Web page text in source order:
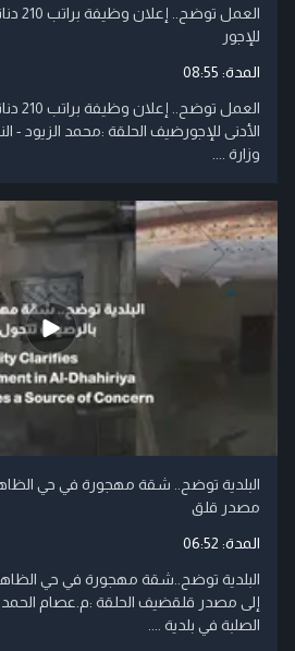
العمل
للإجور
المدة: 08:55
العمل
الأدنى للإجورضيف الحلقة :محمد الزيود -
وزارة ....
البلدية توضح.. شقة مهجورة في حي
مصدر قلق
المدة: 06:52
البلدية توضح..شقة مهجورة في حي
إلى مصدر قلقضيف الحلقة :م.عصام
الصلبة في بلدية ....